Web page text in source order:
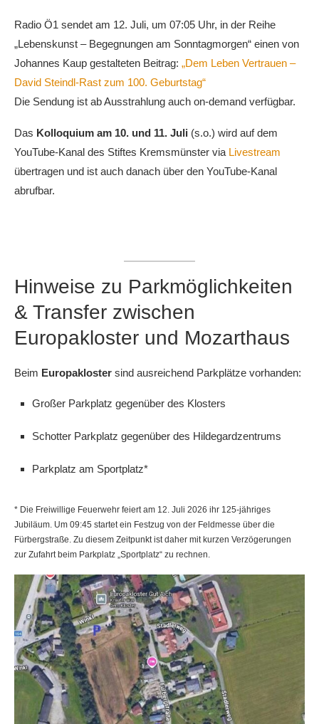
Radio Ö1 sendet am 12. Juli, um 07:05 Uhr, in der Reihe
„Lebenskunst – Begegnungen am Sonntagmorgen“ einen von
Johannes Kaup gestalteten Beitrag: „Dem Leben Vertrauen –
David Steindl-Rast zum 100. Geburtstag“
Die Sendung ist ab Ausstrahlung auch on-demand verfügbar.
Das Kolloquium am 10. und 11. Juli (s.o.) wird auf dem
YouTube-Kanal des Stiftes Kremsmünster via Livestream
übertragen und ist auch danach über den YouTube-Kanal
abrufbar.
Hinweise zu Parkmöglichkeiten
& Transfer zwischen
Europakloster und Mozarthaus
Beim Europakloster sind ausreichend Parkplätze vorhanden:
Großer Parkplatz gegenüber des Klosters
Schotter Parkplatz gegenüber des Hildegardzentrums
Parkplatz am Sportplatz*
* Die Freiwillige Feuerwehr feiert am 12. Juli 2026 ihr 125-jähriges
Jubiläum. Um 09:45 startet ein Festzug von der Feldmesse über die
Fürbergstraße. Zu diesem Zeitpunkt ist daher mit kurzen Verzögerungen
zur Zufahrt beim Parkplatz „Sportplatz“ zu rechnen.